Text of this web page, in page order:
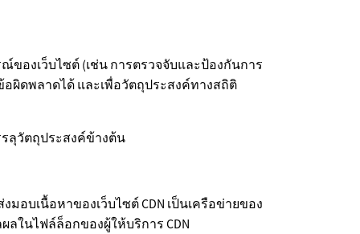
องเว็บไซต์ (เช่น การตรวจจับและป้องกันการ
ผิดพลาดได้ และเพื่อวัตถุประสงค์ทางสถิติ
ลุวัตถุประสงค์ข้างต้น
มอบเนื้อหาของเว็บไซต์ CDN เป็นเครือข่ายของ
ในไฟล์ล็อกของผู้ให้บริการ CDN